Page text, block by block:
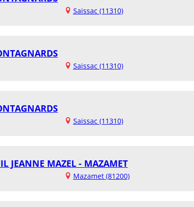
Saissac (11310)
Saissac (11310)
Saissac (11310)
JEANNE MAZEL - MAZAMET
Mazamet (81200)